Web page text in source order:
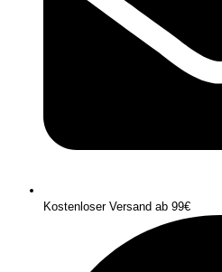
Kostenloser Versand ab 99€